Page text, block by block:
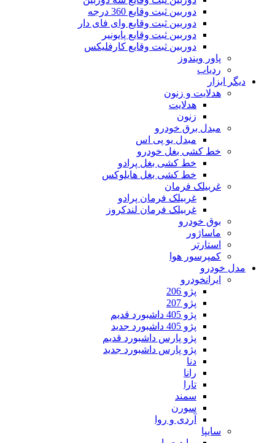
دوربین ثبت وقایع 360 درجه
دوربین ثبت وقایع وای فای دار
دوربین ثبت وقایع پایونیر
دوربین ثبت وقایع کارفلیکس
پاور ویندوز
ردیاب
دیگر ابزار
هدلایت و زنون
هدلایت
زنون
مبدل برق خودرو
مبدل یو پی اس
خط کشی بغل خودرو
خط کشی بغل پرادو
خط کشی بغل هایلوکس
غربیلک فرمان
غربیلک فرمان پرادو
غربیلک فرمان لندکروز
بوق خودرو
ماساژور
استارتر
کمپرسور هوا
مدل خودرو
ایرانخودرو
پژو 206
پژو 207
پژو 405 داشبورد قدیم
پژو 405 داشبورد جدید
پژو پارس داشبورد قدیم
پژو پارس داشبورد جدید
دنا
رانا
تارا
سمند
سورن
آردی و روا
سایپا